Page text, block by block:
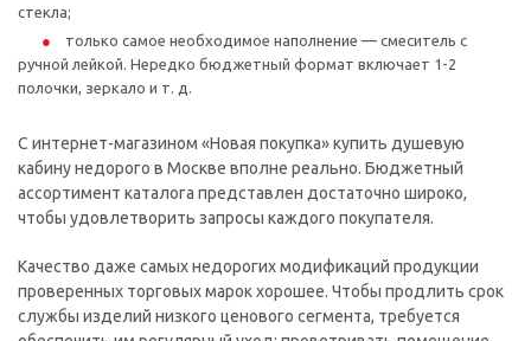
стекла;
только самое необходимое наполнение — смеситель с
ручной лейкой. Нередко бюджетный формат включает 1-2
полочки, зеркало и т. д.
С интернет-магазином «Новая покупка» купить душевую
кабину недорого в Москве вполне реально. Бюджетный
ассортимент каталога представлен достаточно широко,
чтобы удовлетворить запросы каждого покупателя.
Качество даже самых недорогих модификаций продукции
проверенных торговых марок хорошее. Чтобы продлить срок
службы изделий низкого ценового сегмента, требуется